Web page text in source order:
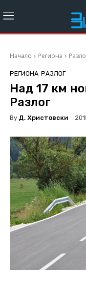
Начало Региона
РЕГИОНА РАЗЛОГ
Над 17 км
Разлог
By Д. Христовски